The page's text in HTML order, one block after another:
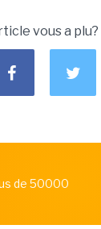
vous a plu?
de 50000